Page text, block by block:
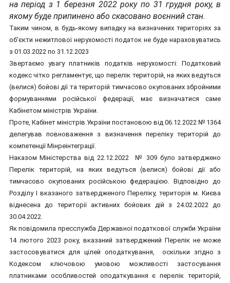
на період з 1 березня 2022 року по 31 грудня року, в
якому буде припинено або скасовано воєнний стан.
Таким чином, в будь-якому випадку на визначених територіях за
об'єкти нежитлової нерухомості податок не буде нараховуватись
з 01.03.2022 по 31.12.2023
Звертаємо увагу платників податків нерухомості: Податковий
кодекс чітко регламентує, що перелік територій, на яких ведуться
(велися) бойові дії та територій тимчасово окупованих збройними
формуваннями російської федерації, має визначатися саме
Кабінетом міністрів України.
Проте, Кабінет міністрів України постановою від 06.12.2022 № 1364
делегував повноваження з визначення переліку територій до
компетенції Мінреінтеграції.
Наказом Міністерства від 22.12.2022 № 309 було затверджено
Перелік територій, на яких ведуться (велися) бойові дії або
тимчасово окупованих російською федерацією. Відповідно до
Розділу І вказаного затвердженого Переліку, територія м. Києва
віднесена до території активних бойових дій з 24.02.2022 до
30.04.2022.
Як повідомила пресслужба Державної податкової служби України
14 лютого 2023 року, вказаний затверджений Перелік не може
застосовуватися для цілей оподаткування, оскільки згідно з
Кодексом ключовою умовою можливості застосування
платниками особливостей оподаткування є перелік територій,